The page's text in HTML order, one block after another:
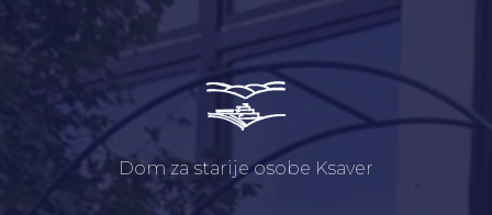
Dom za starije osobe Ksaver